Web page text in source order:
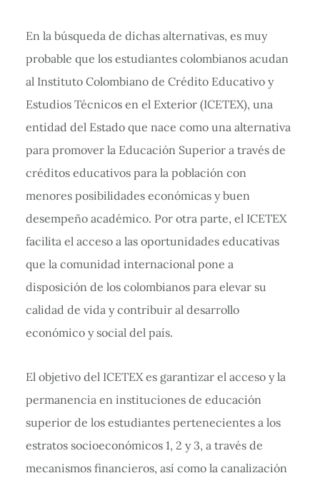
En la búsqueda de dichas alternativas, es muy
probable que los estudiantes colombianos acudan
al Instituto Colombiano de Crédito Educativo y
Estudios Técnicos en el Exterior (ICETEX), una
entidad del Estado que nace como una alternativa
para promover la Educación Superior a través de
créditos educativos para la población con
menores posibilidades económicas y buen
desempeño académico. Por otra parte, el ICETEX
facilita el acceso a las oportunidades educativas
que la comunidad internacional pone a
disposición de los colombianos para elevar su
calidad de vida y contribuir al desarrollo
económico y social del país.
El objetivo del ICETEX es garantizar el acceso y la
permanencia en instituciones de educación
superior de los estudiantes pertenecientes a los
estratos socioeconómicos 1, 2 y 3, a través de
mecanismos financieros, así como la canalización